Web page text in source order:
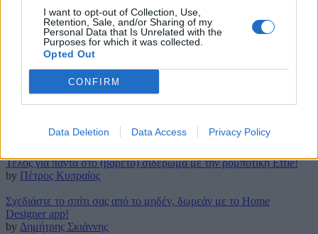
I want to opt-out of Collection, Use,
Retention, Sale, and/or Sharing of my
Personal Data that Is Unrelated with the
Purposes for which it was collected.
Opted Out
CONFIRM
Data Deletion Data Access Privacy Policy
Ο καθορισμός του ιδανικού μεγέθους σπιτιού για μια οικογένεια
τεσσάρων ατόμων μπορεί να είναι ένα υποκειμενικό ζήτημα, που
2 Ιουνίου 2023
Latest posts
Τρουφάκια της τεμπέλας: Η πιο απλή συνταγή!
Μάρθα Κατσαρού
Τέλος για πάντα στο (βαρετό) σιδέρωμα με την ρομποτική Effie!
by Πέτρος Κυπραίος
Σχεδιάστε το σπίτι σας από το μηδέν, δωρεάν με το Home
Designer app!
by Δημήτρης Σκιάννης